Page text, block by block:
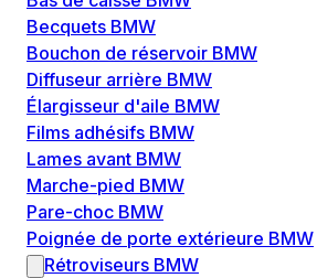
Becquets BMW
Bouchon de réservoir BMW
Diffuseur arrière BMW
Élargisseur d'aile BMW
Films adhésifs BMW
Lames avant BMW
Marche-pied BMW
Pare-choc BMW
Poignée de porte extérieure BMW
Rétroviseurs BMW